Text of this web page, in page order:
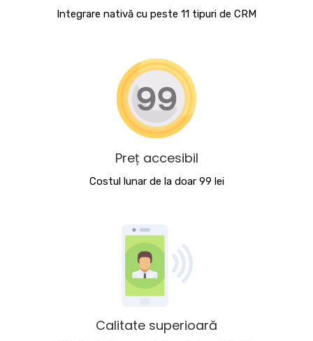
Integrare nativă cu peste 11 tipuri de CRM
Preț accesibil
Costul lunar de la doar 99 lei
Calitate superioară